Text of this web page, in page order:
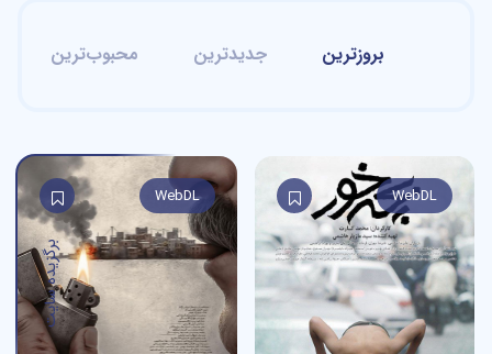
بروزترین جدیدترین محبوب‌ترین
WebDL
WebDL